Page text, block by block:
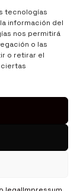
tecnologías
información del
nos permitirá
o las
o retirar el